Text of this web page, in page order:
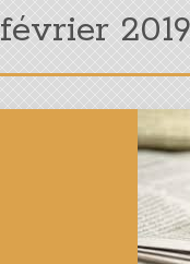
février 2019